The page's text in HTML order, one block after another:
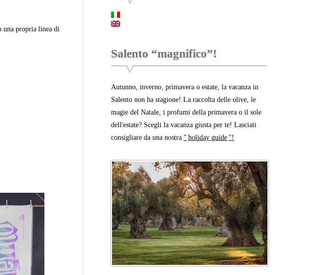
una propria linea di
Salento “magnifico”!
Autunno, inverno, primavera o estate, la vacanza in
Salento non ha stagione! La raccolta delle olive, le
magie del Natale, i profumi della primavera o il sole
dell'estate? Scegli la vacanza giusta per te! Lasciati
consigliare da una nostra " holiday guide "!